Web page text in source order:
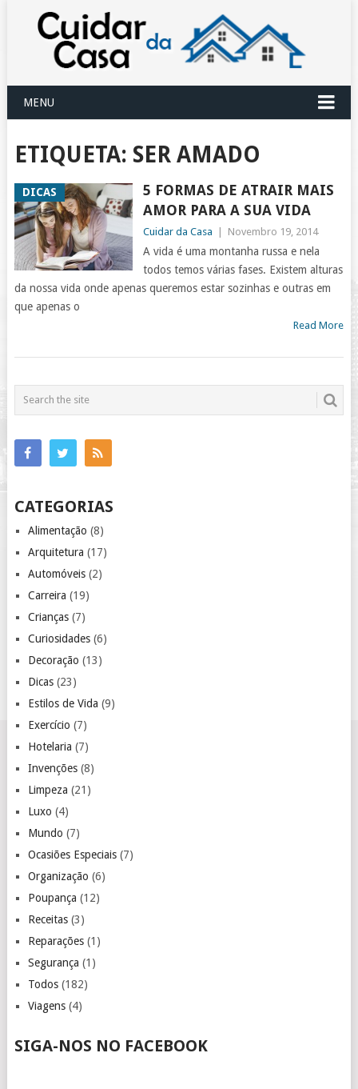
MENU
ETIQUETA: SER AMADO
DICAS
5 FORMAS DE ATRAIR MAIS
AMOR PARA A SUA VIDA
Cuidar da Casa Novembro 19, 2014
A vida é uma montanha russa e nela
todos temos várias fases. Existem alturas
da nossa vida onde apenas queremos estar sozinhas e outras em
que apenas o
Read More
CATEGORIAS
Alimentação (8)
Arquitetura (17)
Automóveis(2)
Carreira (19)
Crianças(7)
Curiosidades(6)
Decoração (13)
Dicas(23)
Estilos de Vida (9)
Exercício (7)
Hotelaria (7)
Invenções(8)
Limpeza (21)
Luxo (4)
Mundo (7)
Ocasiões Especiais(7)
Organização (6)
Poupança (12)
Receitas(3)
Reparações(1)
Segurança (1)
Todos(182)
Viagens(4)
SIGA-NOS NO FACEBOOK